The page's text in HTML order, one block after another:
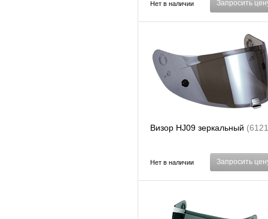
Нет в наличии Запросить
Визор HJ09 зеркальный
Нет в наличии Запросить